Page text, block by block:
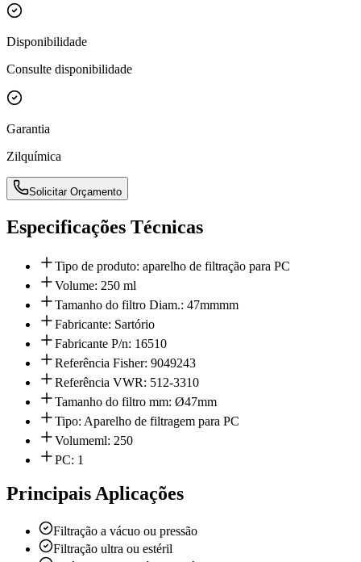
Disponibilidade
Consulte disponibilidade
Garantia
Zilquímica
Solicitar Orçamento
Especificações Técnicas
Tipo de produto: aparelho de filtração para PC
Volume: 250 ml
Tamanho do filtro Diam.: 47mmmm
Fabricante: Sartório
Fabricante P/n: 16510
Referência Fisher: 9049243
Referência VWR: 512-3310
Tamanho do filtro mm: Ø47mm
Tipo: Aparelho de filtragem para PC
Volumeml: 250
PC: 1
Principais Aplicações
Filtração a vácuo ou pressão
Filtração ultra ou estéril